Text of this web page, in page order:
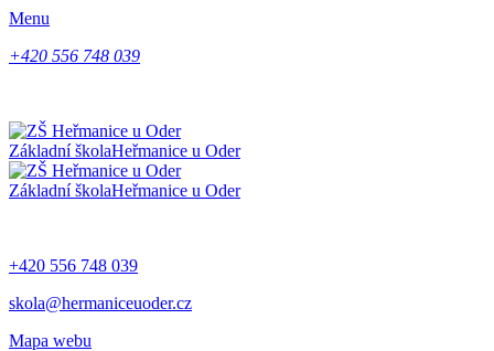
Menu
+420 556 748 039
Základní školaHeřmanice u Oder
Základní školaHeřmanice u Oder
+420 556 748 039
skola@hermaniceuoder.cz
Mapa webu